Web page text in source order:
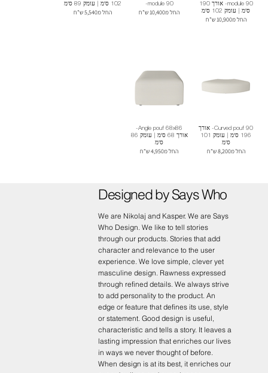
module 90- אורך 190
ס"מ | עומק 102 ס"מ
החל מ10,900 ש"ח
module 90-
החל מ10,400 ש"ח
102 ס"מ | עומק 89 ס"מ
החל מ5,540 ש"ח
Curved pouf 90- אורך
196 ס"מ | עומק 101
ס"מ
החל מ8,200 ש"ח
Angle pouf 68x86-
אורך 68 ס"מ | עומק 86
ס"מ
החל מ4,950 ש"ח
Designed by Says Who
We are Nikolaj and Kasper. We are Says
Who Design. We like to tell stories
through our products. Stories that add
character and relevance to the user
experience. We love simple, clever yet
masculine design. Rawness expressed
through refined details. We always strive
to add personality to the product. An
edge or feature that defines its use, style
or statement. Good design is useful,
characteristic and tells a story. It leaves a
lasting impression that enriches our lives
in ways we never thought of before.
When design is at its best, it enriches our